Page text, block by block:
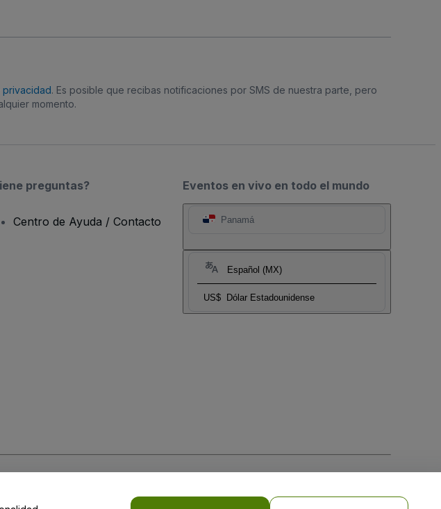
. Es posible que recibas notificaciones por SMS de nuestra parte, pero
momento.
Eventos en vivo en todo el mundo
Panamá
Español (MX)
US$ Dólar Estadounidense
preguntas?
Centro de Ayuda / Contacto
y de laPolítica de Privacidad para Móviles